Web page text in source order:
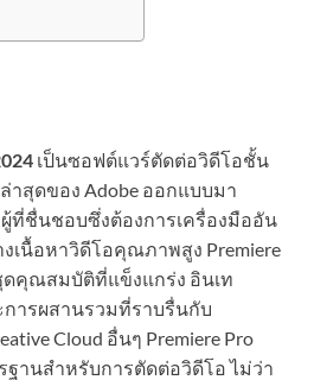
เป็นซอฟต์แวร์ตัดต่อวิดีโอชั้น
สุดของ Adobe ออกแบบมา
ที่ชื่นชอบซึ่งต้องการเครื่องมืออัน
เนื้อหาวิดีโอคุณภาพสูง Premiere
ดคุณสมบัติที่แข็งแกร่ง อินเท
การผสานรวมที่ราบรื่นกับ
Cloud อื่นๆ Premiere Pro
ฐานสำหรับการตัดต่อวิดีโอ ไม่ว่า